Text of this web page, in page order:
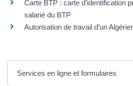
Carte BTP : carte d’identification
salarié du BTP
Autorisation de travail d’un
Services en ligne et formulaires